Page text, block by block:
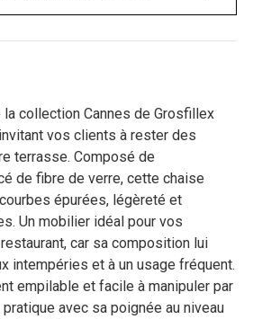
collection Cannes de Grosfillex
vos clients à rester des
terrasse. Composé de
de fibre de verre, cette chaise
épurées, légèreté et
Un mobilier idéal pour vos
car sa composition lui
intempéries et à un usage fréquent.
empilable et facile à manipuler par
avec sa poignée au niveau